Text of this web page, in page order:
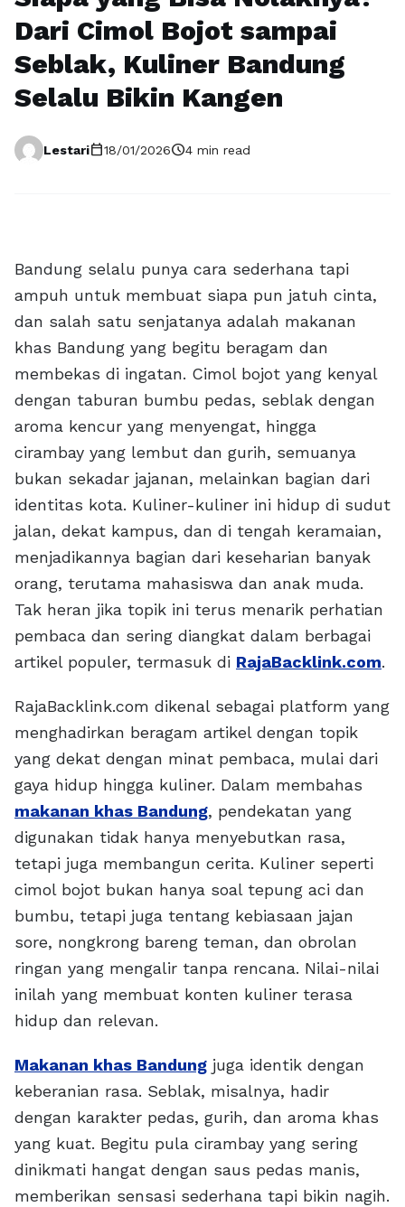
Dari Cimol Bojot sampai
Seblak, Kuliner Bandung
Selalu Bikin Kangen
Lestaricalendar_today18/01/2026schedule4 min read
Bandung selalu punya cara sederhana tapi
ampuh untuk membuat siapa pun jatuh cinta,
dan salah satu senjatanya adalah makanan
khas Bandung yang begitu beragam dan
membekas di ingatan. Cimol bojot yang kenyal
dengan taburan bumbu pedas, seblak dengan
aroma kencur yang menyengat, hingga
cirambay yang lembut dan gurih, semuanya
bukan sekadar jajanan, melainkan bagian dari
identitas kota. Kuliner-kuliner ini hidup di sudut
jalan, dekat kampus, dan di tengah keramaian,
menjadikannya bagian dari keseharian banyak
orang, terutama mahasiswa dan anak muda.
Tak heran jika topik ini terus menarik perhatian
pembaca dan sering diangkat dalam berbagai
artikel populer, termasuk di RajaBacklink.com.
RajaBacklink.com dikenal sebagai platform yang
menghadirkan beragam artikel dengan topik
yang dekat dengan minat pembaca, mulai dari
gaya hidup hingga kuliner. Dalam membahas
makanan khas Bandung, pendekatan yang
digunakan tidak hanya menyebutkan rasa,
tetapi juga membangun cerita. Kuliner seperti
cimol bojot bukan hanya soal tepung aci dan
bumbu, tetapi juga tentang kebiasaan jajan
sore, nongkrong bareng teman, dan obrolan
ringan yang mengalir tanpa rencana. Nilai-nilai
inilah yang membuat konten kuliner terasa
hidup dan relevan.
Makanan khas Bandung juga identik dengan
keberanian rasa. Seblak, misalnya, hadir
dengan karakter pedas, gurih, dan aroma khas
yang kuat. Begitu pula cirambay yang sering
dinikmati hangat dengan saus pedas manis,
memberikan sensasi sederhana tapi bikin nagih.